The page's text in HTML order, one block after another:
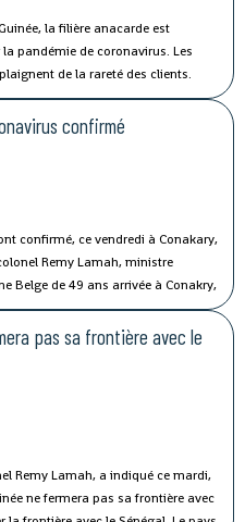
la filière anacarde est
pandémie de coronavirus. Les
de la rareté des clients.
du Commerce, la campagne de
connu son affluence habituelle à
monde.
confirmé
confirmé, ce vendredi à Conakary,
Remy Lamah, ministre
Belge de 49 ans arrivée à Conakry,
et isolée au Centre de traitement de
pas sa frontière avec le
Remy Lamah, a indiqué ce mardi,
ne fermera pas sa frontière avec